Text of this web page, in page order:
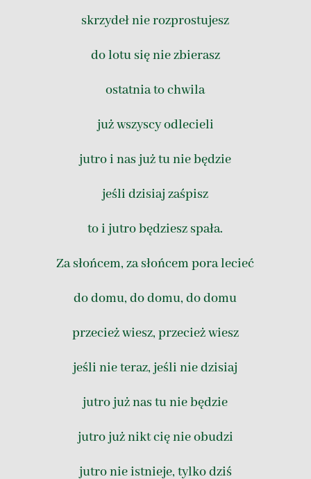
skrzydeł nie rozprostujesz
do lotu się nie zbierasz
ostatnia to chwila
już wszyscy odlecieli
jutro i nas już tu nie będzie
jeśli dzisiaj zaśpisz
to i jutro będziesz spała.
Za słońcem, za słońcem pora lecieć
do domu, do domu, do domu
przecież wiesz, przecież wiesz
jeśli nie teraz, jeśli nie dzisiaj
jutro już nas tu nie będzie
jutro już nikt cię nie obudzi
jutro nie istnieje, tylko dziś